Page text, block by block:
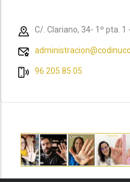
C/. Clariano, 34- 1º pta. 1
96 205 85 05